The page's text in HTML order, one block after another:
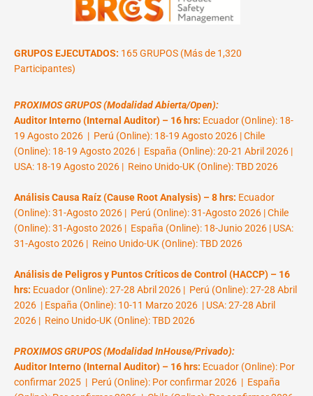
GRUPOS EJECUTADOS: 165 GRUPOS (Más de 1,320
Participantes)
PROXIMOS GRUPOS (Modalidad Abierta/Open):
Auditor Interno (Internal Auditor) – 16 hrs: Ecuador (Online): 18-
19 Agosto 2026 | Perú (Online): 18-19 Agosto 2026 | Chile
(Online): 18-19 Agosto 2026 | España (Online): 20-21 Abril 2026 |
USA: 18-19 Agosto 2026 | Reino Unido-UK (Online): TBD 2026
Análisis Causa Raíz (Cause Root Analysis) – 8 hrs: Ecuador
(Online): 31-Agosto 2026 | Perú (Online): 31-Agosto 2026 | Chile
(Online): 31-Agosto 2026 | España (Online): 18-Junio 2026 | USA:
31-Agosto 2026 | Reino Unido-UK (Online): TBD 2026
Análisis de Peligros y Puntos Críticos de Control (HACCP) – 16
hrs: Ecuador (Online): 27-28 Abril 2026 | Perú (Online): 27-28 Abril
2026 | España (Online): 10-11 Marzo 2026 | USA: 27-28 Abril
2026 | Reino Unido-UK (Online): TBD 2026
PROXIMOS GRUPOS (Modalidad InHouse/Privado):
Auditor Interno (Internal Auditor) – 16 hrs: Ecuador (Online): Por
confirmar 2025 | Perú (Online): Por confirmar 2026 | España